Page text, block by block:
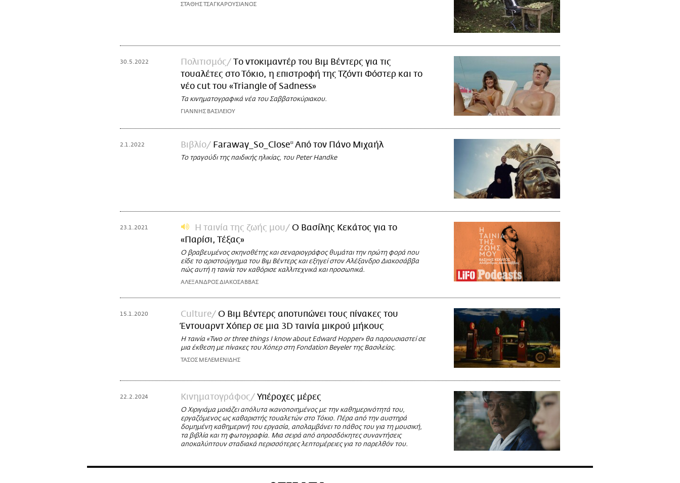
ΣΤΑΘΗΣ ΤΣΑΓΚΑΡΟΥΣΙΑΝΟΣ
30.5.2022 Πολιτισμός
Tο ντοκιμαντέρ του Βιμ Βέντερς για τις
τουαλέτες στο Τόκιο, η επιστροφή της Τζόντι Φόστερ και το
νέο cut του «Triangle of Sadness»
Τα κινηματογραφικά νέα του Σαββατοκύριακου.
ΓΙΑΝΝΗΣ ΒΑΣΙΛΕΙΟΥ
2.1.2022 Βιβλίο Faraway_So_Close* Aπό τον Πάνο Μιχαήλ
Το τραγούδι της παιδικής ηλικίας, του Peter Handke
23.1.2021 Η ταινία της ζωής μου
Ο Βασίλης Κεκάτος για το
«Παρίσι, Τέξας»
Ο βραβευμένος σκηνοθέτης και σεναριογράφος θυμάται την πρώτη φορά που
είδε το αριστούργημα του Βιμ Βέντερς και εξηγεί στον Αλέξανδρο Διακοσάββα
πώς αυτή η ταινία τον καθόρισε καλλιτεχνικά και προσωπικά.
ΑΛΕΞΑΝΔΡΟΣ ΔΙΑΚΟΣΑΒΒΑΣ
15.1.2020 Culture
Ο Βιμ Βέντερς αποτυπώνει τους πίνακες του
Έντουαρντ Χόπερ σε μια 3D ταινία μικρού μήκους
Η ταινία «Two or three things I know about Edward Hopper» θα παρουσιαστεί σε
μια έκθεση με πίνακες του Χόπερ στη Fondation Beyeler της Βασιλείας.
ΤΑΣΟΣ ΜΕΛΕΜΕΝΙΔΗΣ
22.2.2024 Κινηματογράφος Υπέροχες μέρες
Ο Xιριγιάμα μοιάζει απόλυτα ικανοποιημένος με την καθημερινότητά του,
εργαζόμενος ως καθαριστής τουαλετών στο Τόκιο. Πέρα από την αυστηρά
δομημένη καθημερινή του εργασία, απολαμβάνει το πάθος του για τη μουσική,
τα βιβλία και τη φωτογραφία. Μια σειρά από απροσδόκητες συναντήσεις
αποκαλύπτουν σταδιακά περισσότερες λεπτομέρειες για το παρελθόν του.